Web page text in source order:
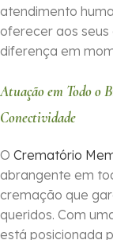
atendimento
oferecer aos
diferença em
Atuação em Todo o
Conectividade
O Crematório
abrangente em
cremação que
queridos. Com
está posicionada